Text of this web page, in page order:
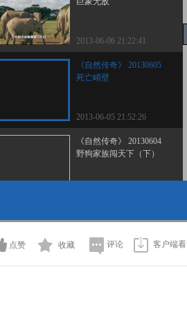
2013-06-06 21:22:41
《自然传奇》 20130605
死亡峭壁
2013-06-05 21:52:26
《自然传奇》 20130604
野狗家族闯天下（下）
2013-06-03 22:37:55
点赞 收藏 评论 客户端看